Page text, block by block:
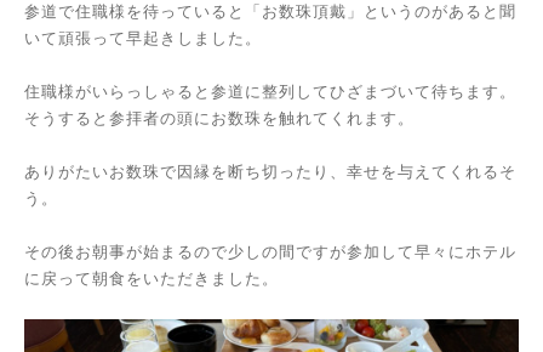
参道で住職様を待っていると「お数珠頂戴」というのがあると聞
いて頑張って早起きしました。
住職様がいらっしゃると参道に整列してひざまづいて待ちます。
そうすると参拝者の頭にお数珠を触れてくれます。
ありがたいお数珠で因縁を断ち切ったり、幸せを与えてくれるそ
う。
その後お朝事が始まるので少しの間ですが参加して早々にホテル
に戻って朝食をいただきました。